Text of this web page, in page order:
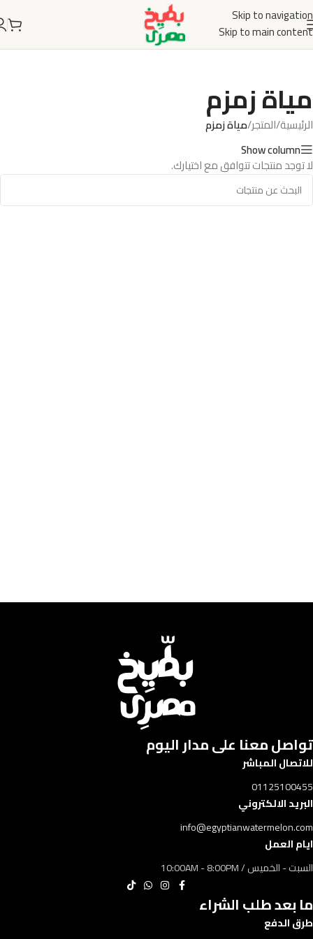
Skip to navigation
Skip to main content
مياة زمزم
الرئيسية/المتجر/مياة زمزم
Show column
لا توجد منتجات تتوافق مع اختيارك.
تواصل معنا على مدار اليوم​​
للاتصال المباشر
01125100455
البريد الالكتروني
info@egyptianwatermelon.com
ايام العمل
السبت - الخميس / 10:00AM - 8:00PM
ما بعد طلب الشراء
طرق الدفع